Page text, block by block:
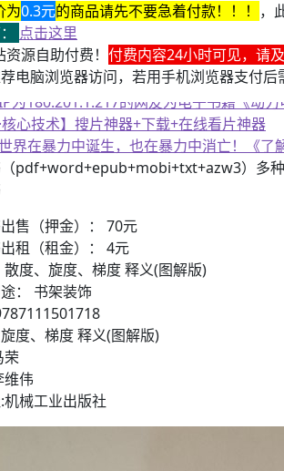
为0.3元的商品请先不要急着付款！！！ ，
点击这里
源自助付费！ 付费内容24小时可见，请及
电脑浏览器访问，若用手机浏览器支付后
为180.201.1.217的网友为电子书籍《动力
核心技术】搜片神器+下载+在线看片神器
界在暴力中诞生，也在暴力中消亡！《了
（pdf+word+epub+mobi+txt+azw3）多
售（押金）： 70元
租（租金）： 4元
散度、旋度、梯度 释义(图解版)
： 书架装饰
度、梯度 释义(图解版)
荣
维伟
机械工业出版社